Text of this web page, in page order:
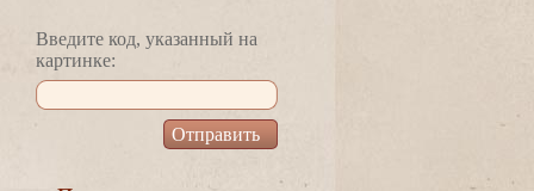
едите код, указанный на
картинке: